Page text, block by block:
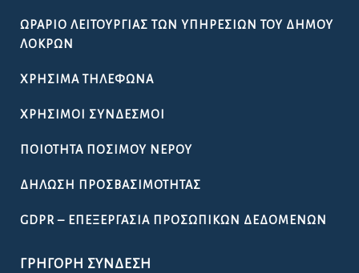
ΩΡΆΡΙΟ ΛΕΙΤΟΥΡΓΊΑΣ ΤΩΝ ΥΠΗΡΕΣΙΏΝ ΤΟΥ ΔΉΜΟΥ
ΛΟΚΡΏΝ
ΧΡΉΣΙΜΑ ΤΗΛΈΦΩΝΑ
ΧΡΉΣΙΜΟΙ ΣΎΝΔΕΣΜΟΙ
ΠΟΙΌΤΗΤΑ ΠΌΣΙΜΟΥ ΝΕΡΟΎ
ΔΉΛΩΣΗ ΠΡΟΣΒΑΣΙΜΌΤΗΤΑΣ
GDPR – ΕΠΕΞΕΡΓΑΣΙΑ ΠΡΟΣΩΠΙΚΩΝ ΔΕΔΟΜΕΝΩΝ
ΓΡΉΓΟΡΗ ΣΎΝΔΕΣΗ